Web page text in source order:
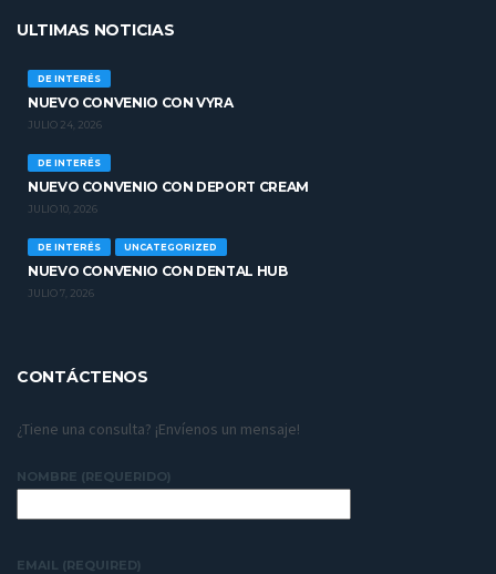
ULTIMAS NOTICIAS
DE INTERÉS
NUEVO CONVENIO CON VYRA
JULIO 24, 2026
DE INTERÉS
NUEVO CONVENIO CON DEPORT CREAM
JULIO 10, 2026
DE INTERÉS UNCATEGORIZED
NUEVO CONVENIO CON DENTAL HUB
JULIO 7, 2026
CONTÁCTENOS
¿Tiene una consulta? ¡Envíenos un mensaje!
NOMBRE (REQUERIDO)
EMAIL (REQUIRED)